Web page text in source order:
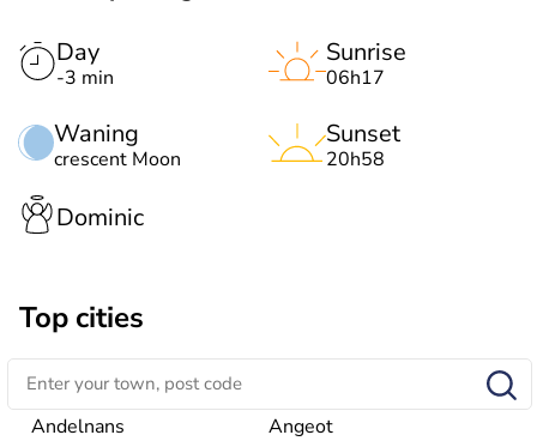
Day
-3 min
Waning
crescent Moon
Sunrise
06h17
Sunset
20h58
Dominic
Top cities
Andelnans
Angeot